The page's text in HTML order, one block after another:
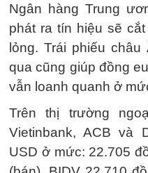
Ngân hàng Trung
phát ra tín hiệu sẽ
lỏng. Trái phiếu
qua cũng giúp đồng
vẫn loanh quanh ở
Trên thị trường
Vietinbank, ACB và
USD ở mức: 22.705